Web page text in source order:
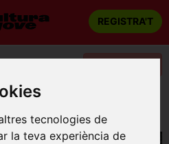
tecnologies de
la teva experiència de
REGISTRA'T